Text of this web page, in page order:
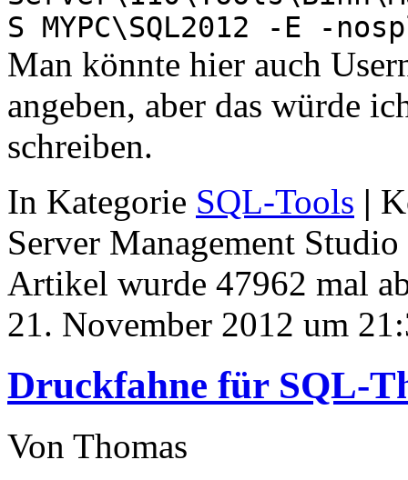
S MYPC\SQL2012 -E -
Man könnte hier auch
angeben, aber das würde
schreiben.
In Kategorie SQL-Tools |
Server Management
Artikel wurde 47962 mal
21. November 2012 um
Druckfahne für SQL-
Von Thomas